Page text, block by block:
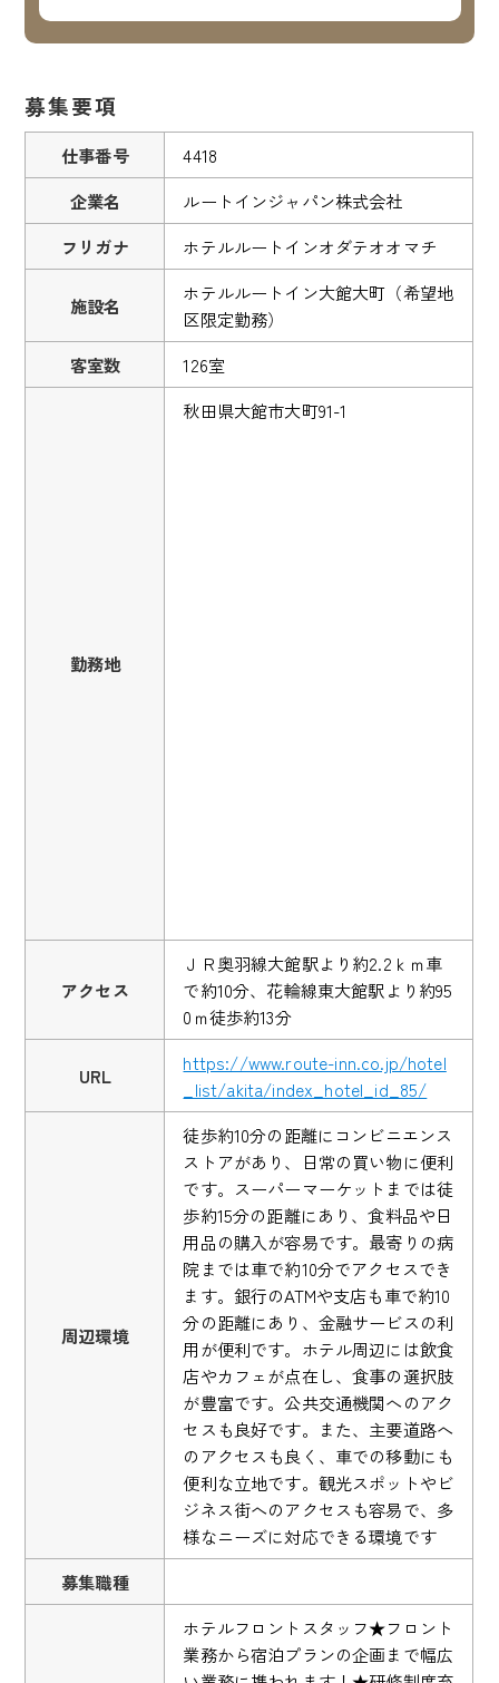
募集要項
仕事番号
4418
企業名
ルートインジャパン株式会社
フリガナ
ホテルルートインオダテオオマチ
施設名
ホテルルートイン大館大町（希望地
区限定勤務）
客室数
126室
勤務地
秋田県大館市大町91-1
アクセス
ＪＲ奥羽線大館駅より約2.2ｋｍ車
で約10分、花輪線東大館駅より約95
0ｍ徒歩約13分
URL
https://www.route-inn.co.jp/hotel
_list/akita/index_hotel_id_85/
周辺環境
徒歩約10分の距離にコンビニエンス
ストアがあり、日常の買い物に便利
です。スーパーマーケットまでは徒
歩約15分の距離にあり、食料品や日
用品の購入が容易です。最寄りの病
院までは車で約10分でアクセスでき
ます。銀行のATMや支店も車で約10
分の距離にあり、金融サービスの利
用が便利です。ホテル周辺には飲食
店やカフェが点在し、食事の選択肢
が豊富です。公共交通機関へのアク
セスも良好です。また、主要道路へ
のアクセスも良く、車での移動にも
便利な立地です。観光スポットやビ
ジネス街へのアクセスも容易で、多
様なニーズに対応できる環境です
募集職種
ホテルフロントスタッフ★フロント
業務から宿泊プランの企画まで幅広